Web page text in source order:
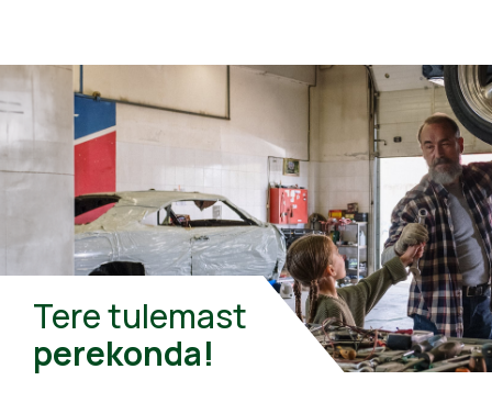
Tere tulemast
perekonda!